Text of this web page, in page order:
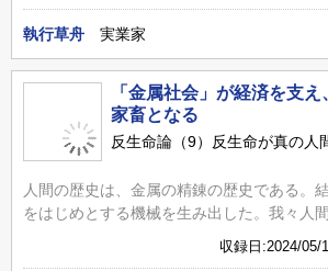
執行草舟 実業家
「金属社会」が経済を支
家畜となる
反生命論（9）反生命が真の人
人間の歴史は、金属の精錬の歴史である。
をはじめとする機械を生み出した。我々人
収録日:2024/